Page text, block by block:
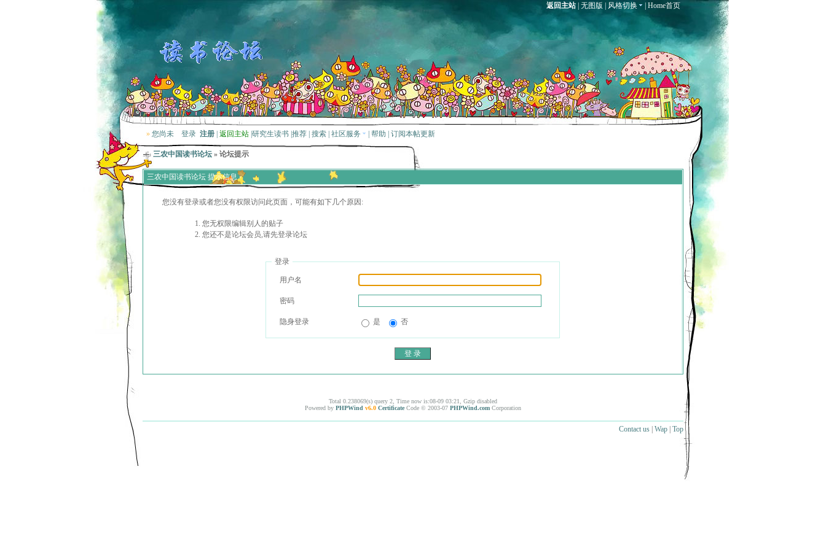
返回主站| 无图版 风格切换 Home首页
» 您尚未 登录 注册 返回主站 研究生读书 推荐 搜索 社区服务 帮助 订阅本帖更新
三农中国读书论坛 » 论坛提示
三农中国读书论坛 提示信息
您没有登录或者您没有权限访问此页面，可能有如下几个原因:
您无权限编辑别人的贴子
您还不是论坛会员,请先登录论坛
登录
用户名
密码
隐身登录 是 否
Total 0.238069(s) query 2, Time now is:08-09 03:21, Gzip disabled
Powered by PHPWind v6.0 Certificate Code © 2003-07 PHPWind.com Corporation
Contact us | Wap | Top